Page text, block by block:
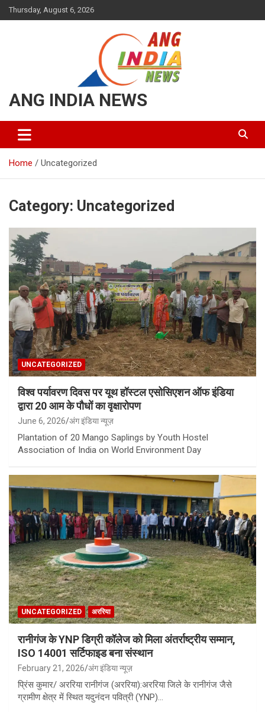
Thursday, August 6, 2026
ANG INDIA NEWS
Home Uncategorized
Category: Uncategorized
UNCATEGORIZED
विश्व पर्यावरण दिवस पर यूथ हॉस्टल एसोसिएशन ऑफ इंडिया
द्वारा 20 आम के पौधों का वृक्षारोपण
June 6, 2026 अंग इंडिया न्यूज़
Plantation of 20 Mango Saplings by Youth Hostel
Association of India on World Environment Day
UNCATEGORIZED अररिया
रानीगंज के YNP डिग्री कॉलेज को मिला अंतर्राष्ट्रीय सम्मान,
ISO 14001 सर्टिफाइड बना संस्थान
February 21, 2026 अंग इंडिया न्यूज़
प्रिंस कुमार/ अररिया रानीगंज (अररिया):अररिया जिले के रानीगंज जैसे
ग्रामीण क्षेत्र में स्थित यदुनंदन पवित्री (YNP)…